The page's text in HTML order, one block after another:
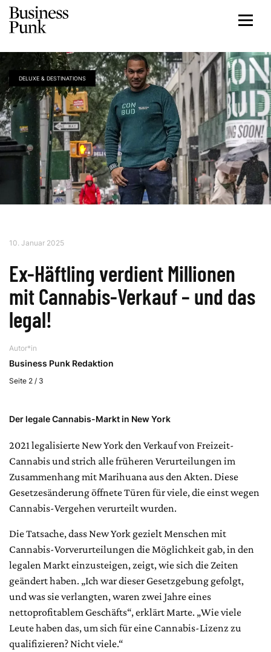
DELUXE & DESTINATIONS
10. Januar 2025
Ex-Häftling verdient Millionen
mit Cannabis-Verkauf – und das
legal!
Autor*in
Business Punk Redaktion
Seite 2 / 3
Der legale Cannabis-Markt in New York
2021 legalisierte New York den Verkauf von Freizeit-
Cannabis und strich alle früheren Verurteilungen im
Zusammenhang mit Marihuana aus den Akten. Diese
Gesetzesänderung öffnete Türen für viele, die einst wegen
Cannabis-Vergehen verurteilt wurden.
Die Tatsache, dass New York gezielt Menschen mit
Cannabis-Vorverurteilungen die Möglichkeit gab, in den
legalen Markt einzusteigen, zeigt, wie sich die Zeiten
geändert haben. „Ich war dieser Gesetzgebung gefolgt,
und was sie verlangten, waren zwei Jahre eines
nettoprofitablem Geschäfts“, erklärt Marte. „Wie viele
Leute haben das, um sich für eine Cannabis-Lizenz zu
qualifizieren? Nicht viele.“